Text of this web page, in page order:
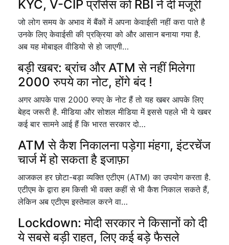
KYC, V-CIP प्रॉसेस को RBI ने दी मंजूरी
जो लोग समय के अभाव में बैंकों में अपना केवाईसी नहीं करा पाते है
उनके लिए केवाईसी की प्रक्रिया को और आसान बनाया गया है.
अब यह मोबाइल वीडियो से हो जाएगी…
बड़ी खबर: ब्रांच और ATM से नहीं मिलेगा
2000 रुपये का नोट, होंगे बंद !
अगर आपके पास 2000 रुपए के नोट हैं तो यह खबर आपके लिए
बेहद जरूरी है. मीडिया और सोशल मीडिया में इससे पहले भी ये खबर
कई बार सामने आई हैं कि भारत सरकार दो…
ATM से कैश निकालना पड़ेगा मंहगा, इंटरचेंज
चार्ज में हो सकता है इजाफ़ा
आजकल हर छोटा-बड़ा व्यक्ति एटीएम (ATM) का उपयोग करता है.
एटीएम के द्वारा हम किसी भी वक्त कहीं से भी कैश निकाल सकते हैं,
लेकिन अब एटीएम इस्तेमाल करने वा…
Lockdown: मोदी सरकार ने किसानों को दी
ये सबसे बड़ी राहत, लिए कई बड़े फैसले